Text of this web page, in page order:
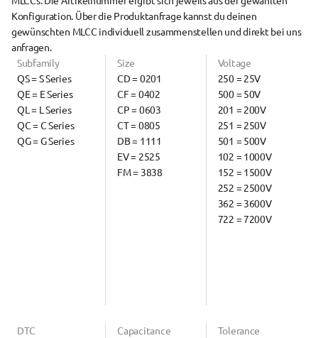
Konfiguration. Über die Produktanfrage kannst du deinen
gewünschten MLCC individuell zusammenstellen und direkt bei uns
anfragen.
Subfamily
QS = S Series
QE = E Series
QL = L Series
QC = C Series
QG = G Series
Size
CD = 0201
CF = 0402
CP = 0603
CT = 0805
DB = 1111
EV = 2525
FM = 3838
Voltage
250 = 25V
500 = 50V
201 = 200V
251 = 250V
501 = 500V
102 = 1000V
152 = 1500V
252 = 2500V
362 = 3600V
722 = 7200V
DTC
Capacitance
Tolerance